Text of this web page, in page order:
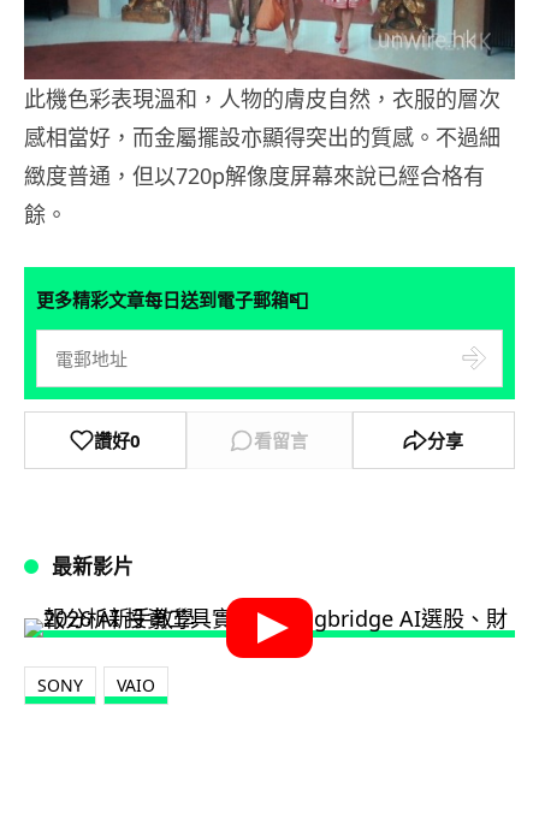
此機色彩表現溫和，人物的膚皮自然，衣服的層次
感相當好，而金屬擺設亦顯得突出的質感。不過細
緻度普通，但以720p解像度屏幕來說已經合格有
餘。
更多精彩文章每日送到電子郵箱📮
讚好0 看留言 分享
最新影片
SONY VAIO